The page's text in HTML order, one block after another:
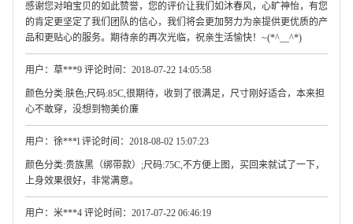
感谢您对咱宝贝的如此赞誉，您的评价让我们如沐春风，心旷神怡，有您
的肯定更坚定了我们团队的信心，我们将会更加努力为亲提供更优质的产
品和更贴心的服务。期待亲的再次光临，祝亲生活愉快！~(*^__^*)
用户：草***9 评论时间：2018-07-22 14:05:58
颜色分类:肤色;尺码:85C,很期待，收到了很满足，尺寸刚好适合，本来担
心不敢穿，没想到物美价廉
用户：徐***l 评论时间：2018-08-02 15:07:23
颜色分类:贵族黑（绑带款）;尺码:75C,不方便上图，买回来就试了一下，
上身效果很好，非常满意。
用户：米***4 评论时间：2017-07-22 06:46:19